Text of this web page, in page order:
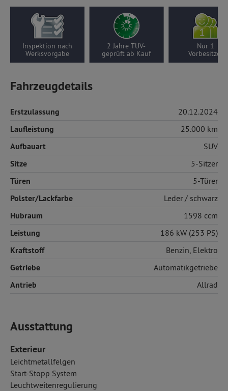
Inspektion nach
Werksvorgabe
2 Jahre TÜV-
geprüft ab Kauf
Vorbesitzer
Fahrzeugdetails
Erstzulassung 20.12.2024
Laufleistung 25.000 km
Aufbauart SUV
Sitze 5-Sitzer
Türen 5-Türer
Polster/Lackfarbe Leder / schwarz
Hubraum 1598 ccm
Leistung 186 kW (253 PS)
Kraftstoff Benzin, Elektro
Getriebe Automatikgetriebe
Antrieb Allrad
Ausstattung
Exterieur
Leichtmetallfelgen
Start-Stopp System
Leuchtweitenregulierung